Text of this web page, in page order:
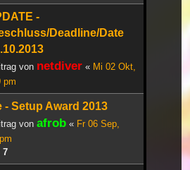
-
Deadline/Date
von netdiver « Mi 02 Okt,
pm
- Setup Award 2013
von afrob « Fr 06 Sep,
7